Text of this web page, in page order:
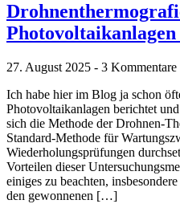
27. August 2025 - 3
Ich habe hier im Blog ja schon
Photovoltaikanlagen berichtet
sich die Methode der Drohnen-
Standard-Methode für
Wiederholungsprüfungen
Vorteilen dieser
einiges zu beachten,
den gewonnenen […]